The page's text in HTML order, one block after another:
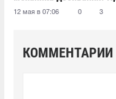
12 мая в 07:06 0 3
КОММЕНТАРИИ